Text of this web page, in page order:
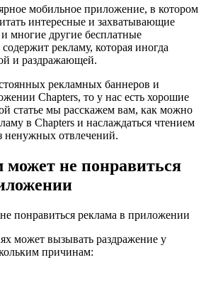
мобильное приложение, в котором
интересные и захватывающие
многие другие бесплатные
рекламу, которая иногда
и раздражающей.
рекламных баннеров и
Chapters, то у нас есть хорошие
статье мы расскажем вам, как можно
в Chapters и наслаждаться чтением
ненужных отвлечений.
может не понравиться
понравиться реклама в приложении
может вызывать раздражение у
причинам: